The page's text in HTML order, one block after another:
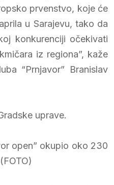
prvenstvo, koje će
u Sarajevu, tako da
konkurenciji očekivati
iz regiona”, kaže
“Prnjavor” Branislav
uprave.